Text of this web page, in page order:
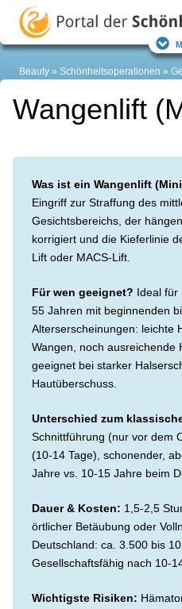
Beauty Schönheitsoperationen
Wangenlift
Was ist ein Wangenlift
Eingriff zur Straffung des
Gesichtsbereichs, der
korrigiert und die Kieferlinie
Lift oder MACS-Lift.
Für wen geeignet? Ideal für
55 Jahren mit beginnenden
Alterserscheinungen: leichte
Wangen, noch ausreichende
geeignet bei starker
Hautüberschuss.
Unterschied zum
Schnittführung (nur vor dem
(10-14 Tage), schonender,
Jahre vs. 10-15 Jahre beim
Dauer & Kosten: 1,5-2,5
örtlicher Betäubung oder
Deutschland: ca. 3.500 bis
Gesellschaftsfähig nach 10-
Wichtigste Risiken: